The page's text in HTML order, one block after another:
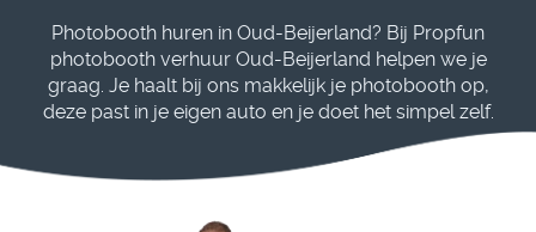
Photobooth huren in Oud-Beijerland? Bij Propfun
photobooth verhuur Oud-Beijerland helpen we je
graag. Je haalt bij ons makkelijk je photobooth op,
deze past in je eigen auto en je doet het simpel zelf.